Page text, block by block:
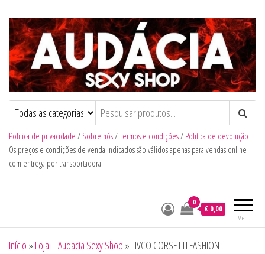
Audacia Sexy Shop
Politica de privacidade / Sobre nós/Termos e condições/ Politica de devolução
Os preços e condições de venda indicados são válidos apenas para vendas online
com entrega por transportadora.
Menu
0
€ 0,00
Início » Loja – Audacia Sexy Shop » LIVCO CORSETTI FASHION –